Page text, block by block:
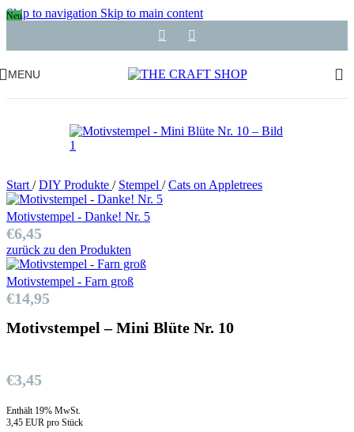
Skip to navigation Skip to main content
MENU
Neu
Start / DIY Produkte / Stempel / Cats on Appletrees
Motivstempel - Danke! Nr. 5
€6,45
zurück zu den Produkten
Motivstempel - Farn groß
€14,95
Motivstempel – Mini Blüte Nr. 10
€3,45
Enthält 19% MwSt.
3,45 EUR pro Stück